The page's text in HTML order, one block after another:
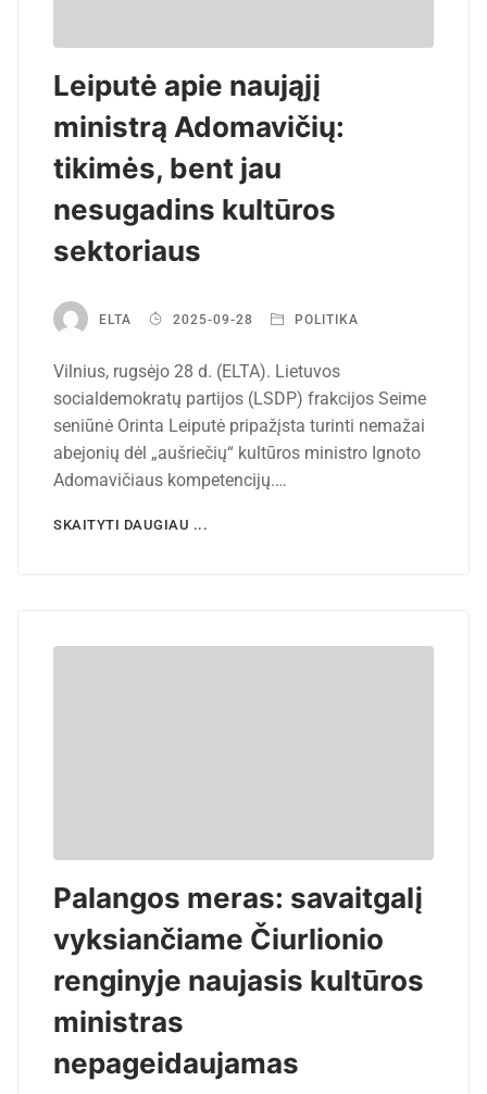
Leiputė apie naująjį
ministrą Adomavičių:
tikimės, bent jau
nesugadins kultūros
sektoriaus
ELTA 2025-09-28 POLITIKA
Vilnius, rugsėjo 28 d. (ELTA). Lietuvos
socialdemokratų partijos (LSDP) frakcijos Seime
seniūnė Orinta Leiputė pripažįsta turinti nemažai
abejonių dėl „aušriečių“ kultūros ministro Ignoto
Adomavičiaus kompetencijų.…
SKAITYTI DAUGIAU ...
Palangos meras: savaitgalį
vyksiančiame Čiurlionio
renginyje naujasis kultūros
ministras
nepageidaujamas